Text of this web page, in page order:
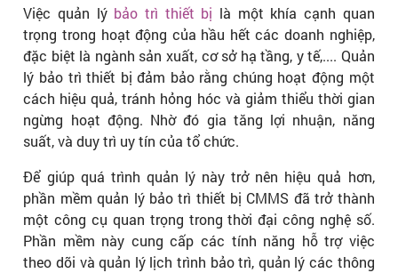
Việc quản lý bảo trì thiết bị là một khía cạnh quan
trọng trong hoạt động của hầu hết các doanh nghiệp,
đặc biệt là ngành sản xuất, cơ sở hạ tầng, y tế,.... Quản
lý bảo trì thiết bị đảm bảo rằng chúng hoạt động một
cách hiệu quả, tránh hỏng hóc và giảm thiểu thời gian
ngừng hoạt động. Nhờ đó gia tăng lợi nhuận, năng
suất, và duy trì uy tín của tổ chức.
Để giúp quá trình quản lý này trở nên hiệu quả hơn,
phần mềm quản lý bảo trì thiết bị CMMS đã trở thành
một công cụ quan trọng trong thời đại công nghệ số.
Phần mềm này cung cấp các tính năng hỗ trợ việc
theo dõi và quản lý lịch trình bảo trì, quản lý các thông